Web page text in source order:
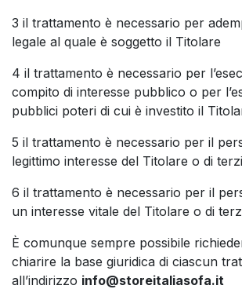
3 il trattamento è necessario per
legale al quale è soggetto il Titolare
4 il trattamento è necessario per
compito di interesse pubblico o per
pubblici poteri di cui è investito il
5 il trattamento è necessario per il
legittimo interesse del Titolare o di terzi
6 il trattamento è necessario per il
un interesse vitale del Titolare o di
È comunque sempre possibile
chiarire la base giuridica di ciascun
all’indirizzo info@storeitaliasofa.it